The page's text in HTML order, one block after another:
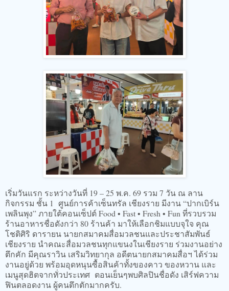
เริ่มวันแรก ระหว่างวันที่ 19 – 25 พ.ค. 69 รวม 7 วัน ณ ลาน
กิจกรรม ชั้น 1 ศูนย์การค้าเซ็นทรัล เชียงราย มีงาน “ปากเบิร์น
เพลินพุง” ภายใต้คอนเซ็ปต์ Food • Fast • Fresh • Fun ที่รวบรวม
ร้านอาหารชื่อดังกว่า 80 ร้านค้า มาให้เลือกชิมแบบจุใจ คุณ
โชติศิริ ดารายน นายกสมาคมสื่อมวลชนและประชาสัมพันธ์
เชียงราย นำคณะสื่อมวลชนทุกแขนงในเชียงราย ร่วมงานอย่าง
ตึกคัก มีคุณราวิน เสริมวิทยากุล อดีตนายกสมาคมสื่อฯ ได้ร่วม
งานอยู่ด้วย พร้อมอุดหนุนซื้อสินค้าทั้งของคาว ของหวาน และ
เมนูสุดฮิตจากทั่วประเทศ ตอนเย็นๆพบศิลปินชื่อดัง เสิร์ฟความ
ฟินตลอดงาน ผู้คนตึกตักมากครับ.